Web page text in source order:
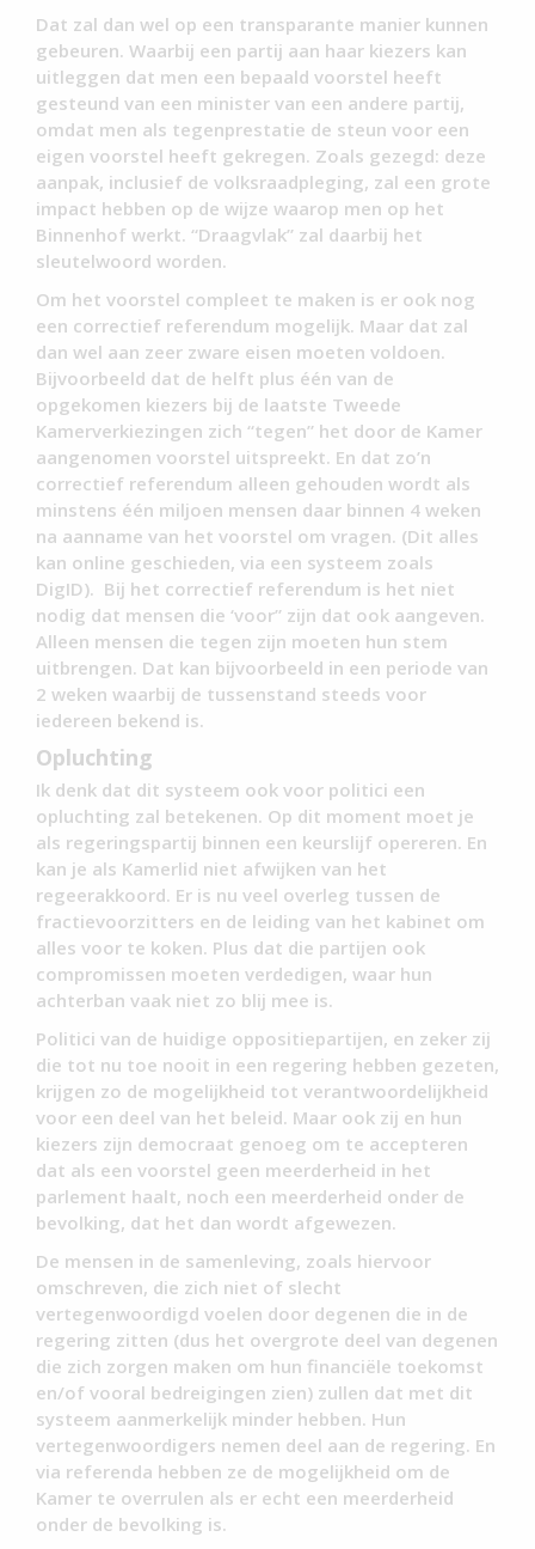
Dat zal dan wel op een transparante manier kunnen
gebeuren. Waarbij een partij aan haar kiezers kan
uitleggen dat men een bepaald voorstel heeft
gesteund van een minister van een andere partij,
omdat men als tegenprestatie de steun voor een
eigen voorstel heeft gekregen. Zoals gezegd: deze
aanpak, inclusief de volksraadpleging, zal een grote
impact hebben op de wijze waarop men op het
Binnenhof werkt. “Draagvlak” zal daarbij het
sleutelwoord worden.
Om het voorstel compleet te maken is er ook nog
een correctief referendum mogelijk. Maar dat zal
dan wel aan zeer zware eisen moeten voldoen.
Bijvoorbeeld dat de helft plus één van de
opgekomen kiezers bij de laatste Tweede
Kamerverkiezingen zich “tegen” het door de Kamer
aangenomen voorstel uitspreekt. En dat zo’n
correctief referendum alleen gehouden wordt als
minstens één miljoen mensen daar binnen 4 weken
na aanname van het voorstel om vragen. (Dit alles
kan online geschieden, via een systeem zoals
DigID). Bij het correctief referendum is het niet
nodig dat mensen die ‘voor” zijn dat ook aangeven.
Alleen mensen die tegen zijn moeten hun stem
uitbrengen. Dat kan bijvoorbeeld in een periode van
2 weken waarbij de tussenstand steeds voor
iedereen bekend is.
Opluchting
Ik denk dat dit systeem ook voor politici een
opluchting zal betekenen. Op dit moment moet je
als regeringspartij binnen een keurslijf opereren. En
kan je als Kamerlid niet afwijken van het
regeerakkoord. Er is nu veel overleg tussen de
fractievoorzitters en de leiding van het kabinet om
alles voor te koken. Plus dat die partijen ook
compromissen moeten verdedigen, waar hun
achterban vaak niet zo blij mee is.
Politici van de huidige oppositiepartijen, en zeker zij
die tot nu toe nooit in een regering hebben gezeten,
krijgen zo de mogelijkheid tot verantwoordelijkheid
voor een deel van het beleid. Maar ook zij en hun
kiezers zijn democraat genoeg om te accepteren
dat als een voorstel geen meerderheid in het
parlement haalt, noch een meerderheid onder de
bevolking, dat het dan wordt afgewezen.
De mensen in de samenleving, zoals hiervoor
omschreven, die zich niet of slecht
vertegenwoordigd voelen door degenen die in de
regering zitten (dus het overgrote deel van degenen
die zich zorgen maken om hun financiële toekomst
en/of vooral bedreigingen zien) zullen dat met dit
systeem aanmerkelijk minder hebben. Hun
vertegenwoordigers nemen deel aan de regering. En
via referenda hebben ze de mogelijkheid om de
Kamer te overrulen als er echt een meerderheid
onder de bevolking is.